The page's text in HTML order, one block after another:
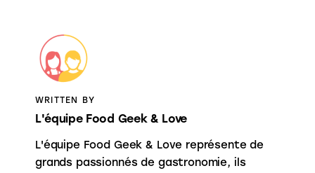
WRITTEN BY
L'équipe Food Geek & Love
L'équipe Food Geek & Love représente de
grands passionnés de gastronomie, ils